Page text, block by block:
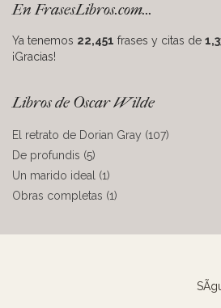
En FrasesLibros.com...
Ya tenemos 22,451 frases y citas de
¡Gracias!
Libros de Oscar Wilde
El retrato de Dorian Gray (107)
De profundis (5)
Un marido ideal (1)
Obras completas (1)